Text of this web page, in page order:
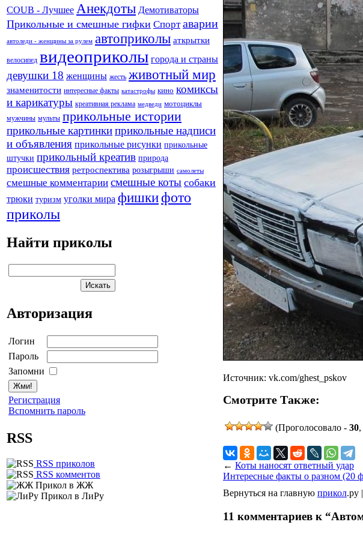
COUB - Лучшее Анекдоты Демотиваторы
Прикольные и смешные гифки Спорт аварии
автоледи - женщины за рулем автоприколы аткрытки
велосипед видеоприколы города и страны
девушки 18 женщины жесть животный мир
знаменитости интересные факты катастрофы кино комиксы
и карикатуры креативная реклама медведи мотоциклы
мужчины мульты прикольные истории
прикольные картинкиприкольные надписи
и объявления прикольные рисунки прикольные
штучки прикольный креатив природа
происшествия ретроспектива розыгрыши самолеты
смешные комментарии смешные коты собаки
трюки туризм уголки мира фишкифото
приколы
Найти приколы
Авторизация
Логин
Пароль
Запомни
Регистрация
Вспомнить пароль
RSS
RSS приколов
RSS комментов
Прикол в ЖЖ
Прикол в ЛиРу
Источник: vk.com/ghest_pskov
Смотрите Также:
(Проголосовало - 30
← Коты наносят ответный удар
Интересные факты о разном (20
Вернуться на главную прикол.ру |
11 комментариев к